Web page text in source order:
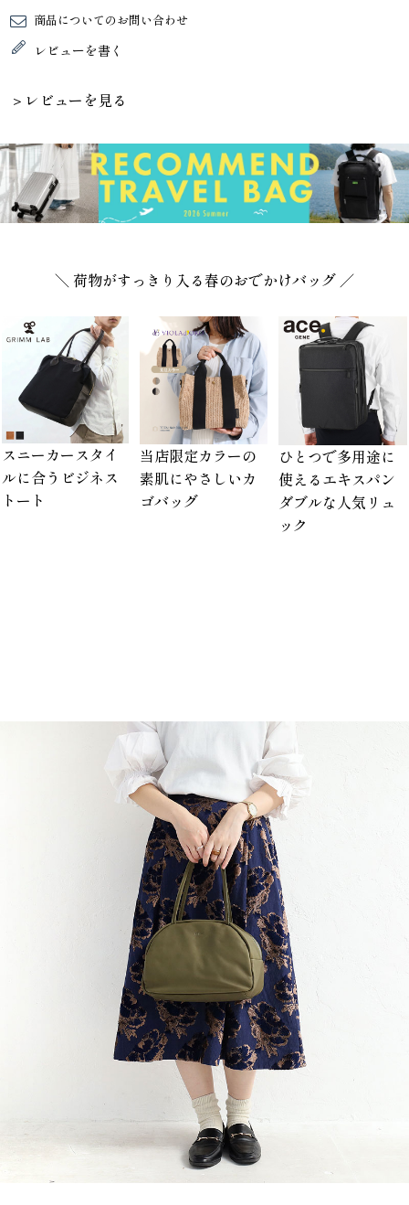
商品についてのお問い合わせ
レビューを書く
＞レビューを見る
＼ 荷物がすっきり入る春のおでかけバッグ ／
スニーカースタイ
ルに合うビジネス
トート
当店限定カラーの
素肌にやさしいカ
ゴバッグ
ひとつで多用途に
使えるエキスパン
ダブルな人気リュ
ック